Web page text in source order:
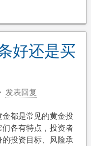
好还是买
发表回复
都是常见的黄金投
们各有特点，投资者
投资目标、风险承